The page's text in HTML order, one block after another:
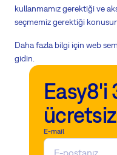
kullanmamız gerektiği ve
seçmemiz gerektiği
Daha fazla bilgi için web
gidin.
Easy8'i
E-mail